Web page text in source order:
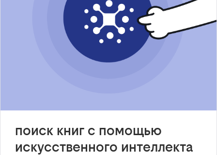
поиск книг с помощью
искусственного интеллекта